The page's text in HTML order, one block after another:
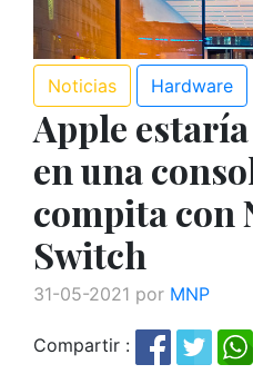
Noticias Hardware
Apple
en una
compita con
Switch
31-05-2021 por MNP
Compartir :